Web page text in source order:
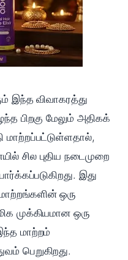
இந்த விவாகரத்து
பிறகு மேலும் அதிகக்
மாற்றப்பட்டுள்ளதால்,
சில புதிய நடைமுறை
இது
ஒரு
முக்கியமான ஒரு
மாற்றம்
பெறுகிறது.